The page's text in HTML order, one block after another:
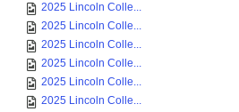
2025 Lincoln Colle...
2025 Lincoln Colle...
2025 Lincoln Colle...
2025 Lincoln Colle...
2025 Lincoln Colle...
2025 Lincoln Colle...